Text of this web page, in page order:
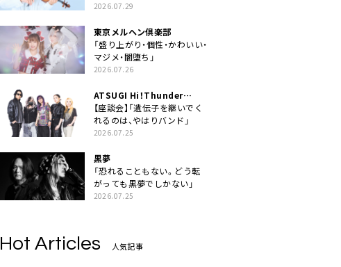
2026.07.29
東京メルヘン倶楽部
「盛り上がり・個性・かわいい・
マジメ・闇堕ち」
2026.07.26
ATSUGI Hi！Thunder
Rock Festival
【座談会】「遺伝子を継いでく
れるのは、やはりバンド」
2026.07.25
黒夢
「恐れることもない。どう転
がっても黒夢でしかない」
2026.07.25
Hot Articles 人気記事